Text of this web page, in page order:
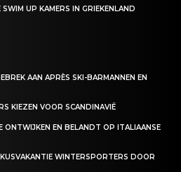
UP KAMERS IN GRIEKENLAND
AAN APRÈS SKI-BARMANNEN EN
KIEZEN VOOR SCANDINAVIË
ONTWIJKEN EN BELANDT OP ITALIAANSE
WINTERSPORTERS DOOR